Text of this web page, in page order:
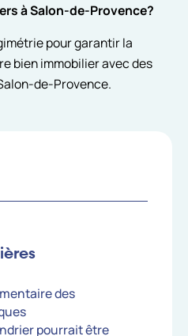
des
pourrait être
à Salon-de-Provence?
pour garantir la
bien immobilier avec des
de-Provence.